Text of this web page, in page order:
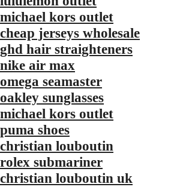
michael kors outlet
cheap jerseys wholesale
ghd hair straighteners
nike air max
omega seamaster
oakley sunglasses
michael kors outlet
puma shoes
christian louboutin
rolex submariner
christian louboutin uk